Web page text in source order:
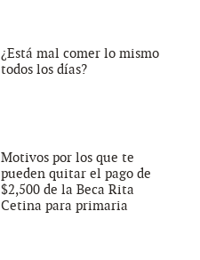
¿Está mal comer lo mismo
todos los días?
Motivos por los que te
pueden quitar el pago de
$2,500 de la Beca Rita
Cetina para primaria